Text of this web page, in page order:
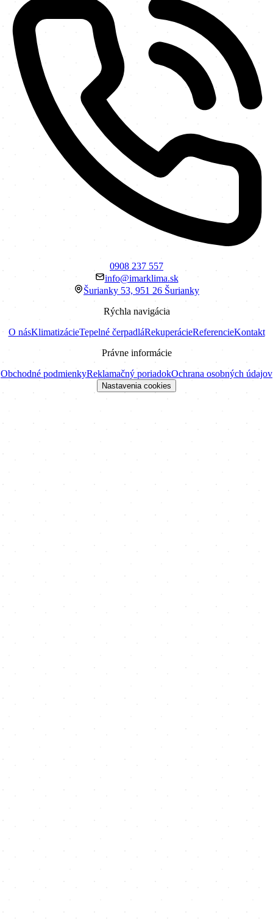
0908 237 557
info@imarklima.sk
Šurianky 53, 951 26 Šurianky
Rýchla navigácia
O násKlimatizácieTepelné čerpadláRekuperácieReferencieKontakt
Právne informácie
Obchodné podmienkyReklamačný poriadokOchrana osobných údajov
Nastavenia cookies